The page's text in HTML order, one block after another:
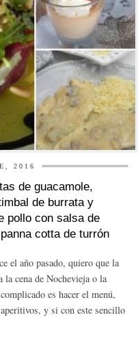
2016
de guacamole,
de burrata y
pollo con salsa de
cotta de turrón
el año pasado, quiero que la
la cena de Nochevieja o la
es hacer el menú,
y si con este sencillo